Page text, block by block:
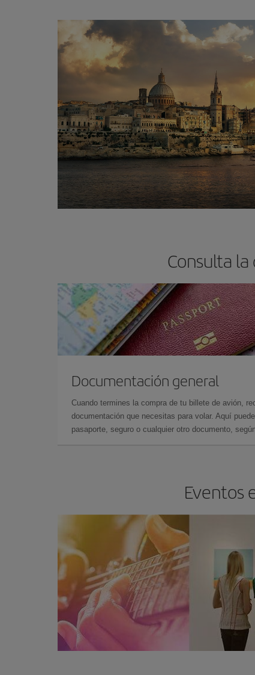
Consulta
Documentación general
Cuando termines la compra de tu billete de avión,
documentación que necesitas para volar. Aquí
pasaporte, seguro o cualquier otro documento,
Eventos